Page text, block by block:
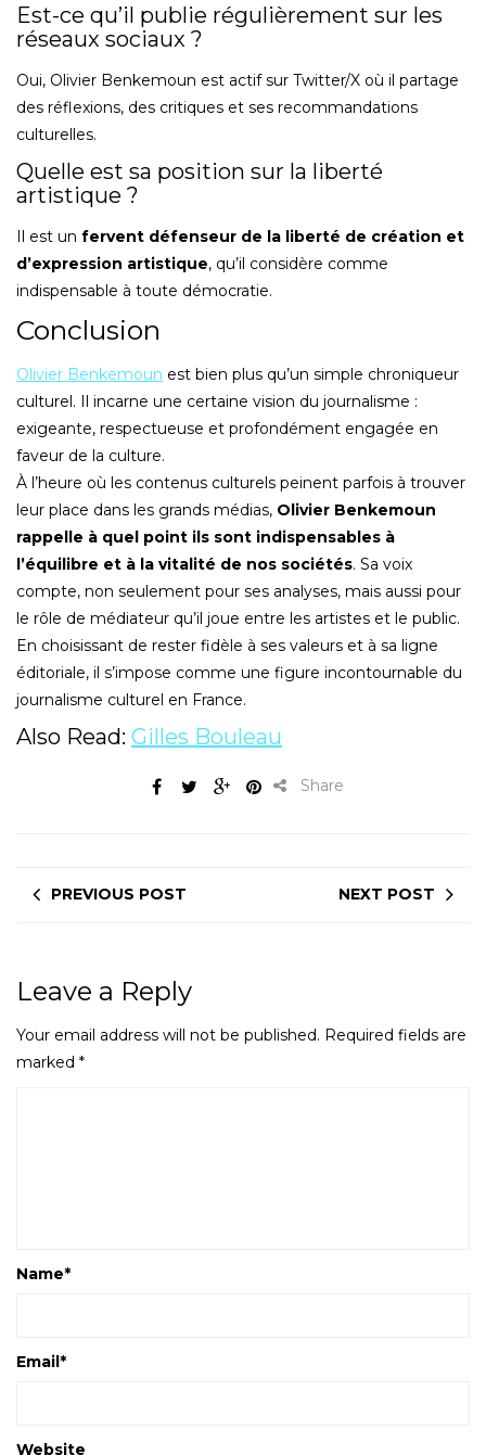
Est-ce qu’il publie régulièrement sur les
réseaux sociaux ?
Oui, Olivier Benkemoun est actif sur Twitter/X où il partage
des réflexions, des critiques et ses recommandations
culturelles.
Quelle est sa position sur la liberté
artistique ?
Il est un fervent défenseur de la liberté de création et
d’expression artistique, qu’il considère comme
indispensable à toute démocratie.
Conclusion
Olivier Benkemoun est bien plus qu’un simple chroniqueur
culturel. Il incarne une certaine vision du journalisme :
exigeante, respectueuse et profondément engagée en
faveur de la culture.
À l’heure où les contenus culturels peinent parfois à trouver
leur place dans les grands médias, Olivier Benkemoun
rappelle à quel point ils sont indispensables à
l’équilibre et à la vitalité de nos sociétés. Sa voix
compte, non seulement pour ses analyses, mais aussi pour
le rôle de médiateur qu’il joue entre les artistes et le public.
En choisissant de rester fidèle à ses valeurs et à sa ligne
éditoriale, il s’impose comme une figure incontournable du
journalisme culturel en France.
Also Read: Gilles Bouleau
Share
PREVIOUS POST NEXT POST
Leave a Reply
Your email address will not be published. Required fields are
marked *
Name*
Email*
Website